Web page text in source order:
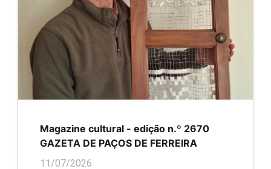
Magazine cultural - edição n.º 2670
GAZETA DE PAÇOS DE FERREIRA
11/07/2026